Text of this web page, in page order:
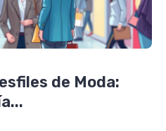
de Moda: